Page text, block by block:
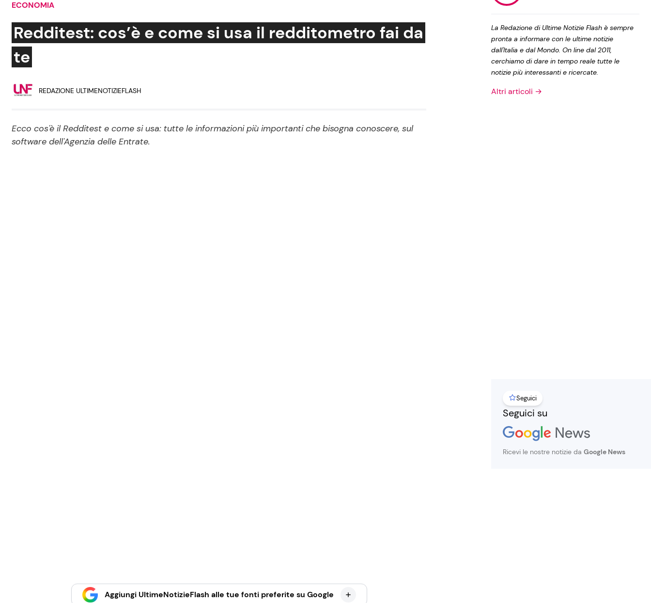
Social News
News dal mondo
Mondo Mamma Le Ricette in TV
Privacy Policy
ECONOMIA
Redditest: cos’è e come si usa il redditometro fai da
te
REDAZIONE ULTIMENOTIZIEFLASH
Ecco cos'è il Redditest e come si usa: tutte le informazioni più importanti che bisogna conoscere, sul
software dell'Agenzia delle Entrate.
Aggiungi UltimeNotizieFlash alle tue fonti preferite su Google
La Redazione di Ultime Notizie Flash è sempre
pronta a informare con le ultime notizie
dall'Italia e dal Mondo. On line dal 2011,
cerchiamo di dare in tempo reale tutte le
notizie più interessanti e ricercate.
Altri articoli →
Seguici
Seguici su
Ricevi le nostre notizie da Google News